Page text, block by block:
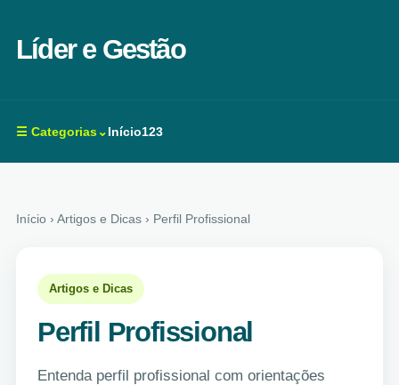
Líder e Gestão
☰ Categorias⌄Início123
Início › Artigos e Dicas › Perfil Profissional
Artigos e Dicas
Perfil Profissional
Entenda perfil profissional com orientações